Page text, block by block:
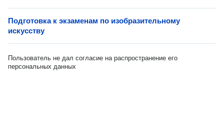
Подготовка к экзаменам по изобразительному
искусству
Пользователь не дал согласие на распространение его
персональных данных